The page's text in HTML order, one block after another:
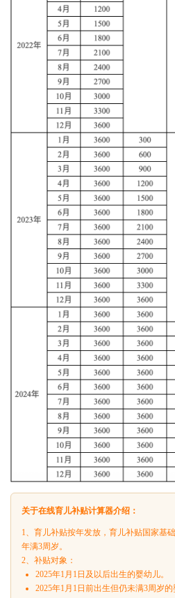
关于在线育儿补贴计算器介绍：
1、育儿补贴按年发放，育儿补贴国家基
年满3周岁。
2、补贴对象：
2025年1月1日及以后出生的婴幼儿。
2025年1月1日前出生但仍未满3周岁的